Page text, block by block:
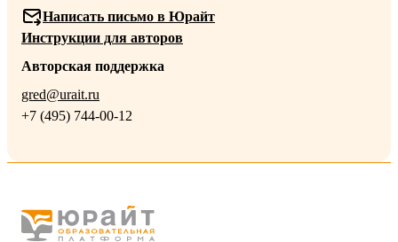
Написать письмо в Юрайт
Инструкции для авторов
Авторская поддержка
gred@urait.ru
+7 (495) 744-00-12